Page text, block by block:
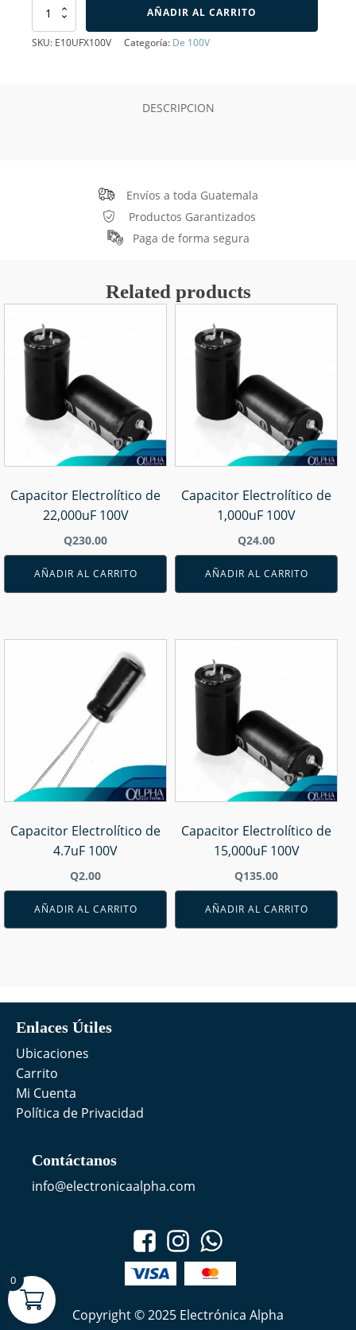
Capacitor
Electrolítico
de
AÑADIR AL CARRITO
SKU: E10UFX100V Categoría: De 100V
DESCRIPCION
Envíos a toda Guatemala
Productos Garantizados
Paga de forma segura
Related products
Capacitor Electrolítico de
22,000uF 100V
Q230.00
AÑADIR AL CARRITO
Capacitor Electrolítico de
1,000uF 100V
Q24.00
AÑADIR AL CARRITO
Capacitor Electrolítico de
4.7uF 100V
Q2.00
AÑADIR AL CARRITO
Capacitor Electrolítico de
15,000uF 100V
Q135.00
AÑADIR AL CARRITO
Enlaces Útiles
Ubicaciones
Carrito
Mi Cuenta
Política de Privacidad
Contáctanos
info@electronicaalpha.com
Copyright © 2025 Electrónica Alpha
0